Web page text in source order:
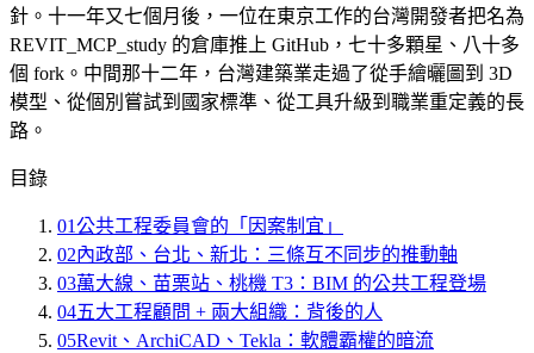
針。十一年又七個月後，一位在東京工作的台灣開發者把名為
REVIT_MCP_study 的倉庫推上 GitHub，七十多顆星、八十多
個 fork。中間那十二年，台灣建築業走過了從手繪曬圖到 3D
模型、從個別嘗試到國家標準、從工具升級到職業重定義的長
路。
目錄
01公共工程委員會的「因案制宜」
02內政部、台北、新北：三條互不同步的推動軸
03萬大線、苗栗站、桃機 T3：BIM 的公共工程登場
04五大工程顧問 + 兩大組織：背後的人
05Revit、ArchiCAD、Tekla：軟體霸權的暗流